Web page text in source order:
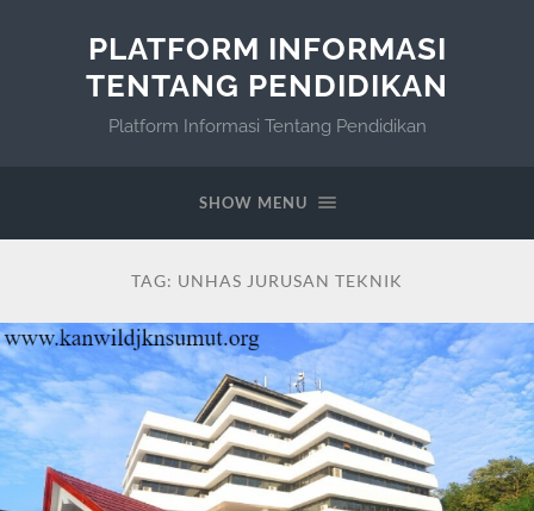
PLATFORM INFORMASI
TENTANG PENDIDIKAN
Platform Informasi Tentang Pendidikan
SHOW MENU
TAG: UNHAS JURUSAN TEKNIK